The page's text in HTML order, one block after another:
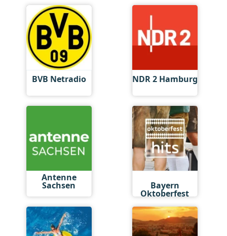
BVB Netradio NDR 2 Hamburg
Antenne
Sachsen Bayern
Oktoberfest